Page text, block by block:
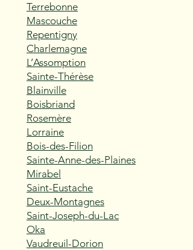
Terrebonne
Mascouche
Repentigny
Charlemagne
L’Assomption
Sainte-Thérèse
Blainville
Boisbriand
Rosemère
Lorraine
Bois-des-Filion
Sainte-Anne-des-Plaines
Mirabel
Saint-Eustache
Deux-Montagnes
Saint-Joseph-du-Lac
Oka
Vaudreuil-Dorion